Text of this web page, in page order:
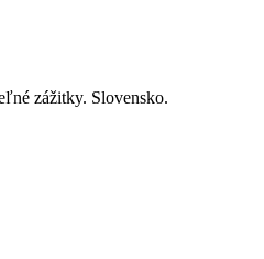
zážitky. Slovensko.